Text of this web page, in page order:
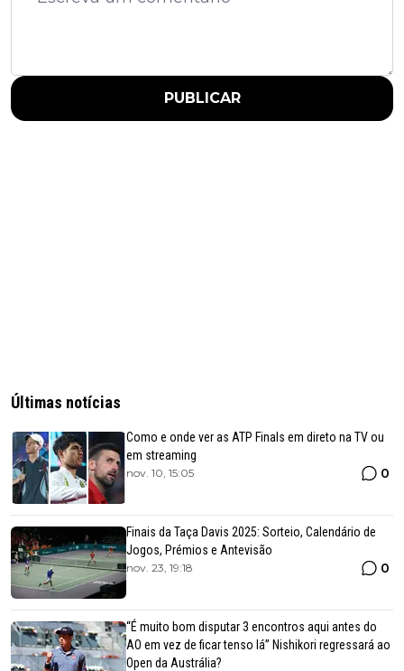
PUBLICAR
Últimas notícias
Como e onde ver as ATP Finals em direto na TV ou
em streaming
nov. 10, 15:05 0
Finais da Taça Davis 2025: Sorteio, Calendário de
Jogos, Prémios e Antevisão
nov. 23, 19:18 0
“É muito bom disputar 3 encontros aqui antes do
AO em vez de ficar tenso lá” Nishikori regressará ao
Open da Austrália?